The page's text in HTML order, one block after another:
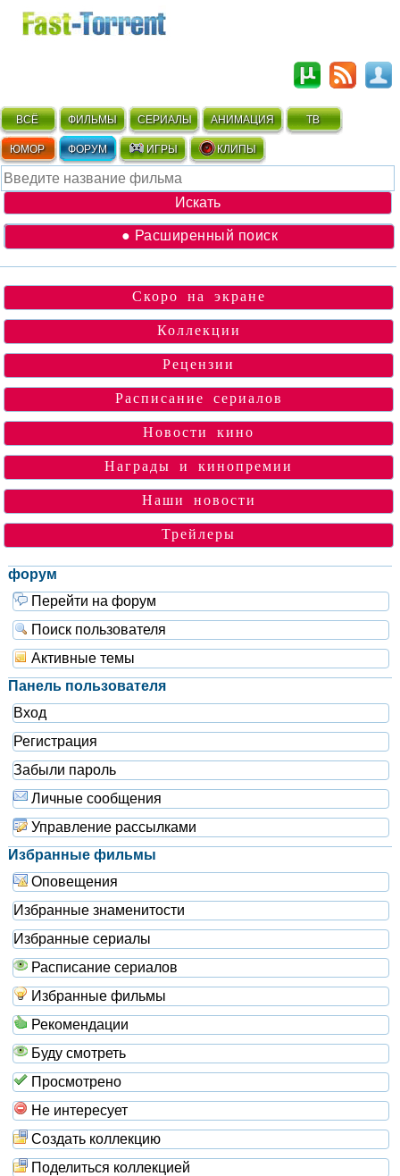
ВСЁ ФИЛЬМЫ СЕРИАЛЫ АНИМАЦИЯ ТВ
ЮМОР ФОРУМ ИГРЫ КЛИПЫ
● Расширенный поиск
Скоро на экране
Коллекции
Рецензии
Расписание сериалов
Новости кино
Награды и кинопремии
Наши новости
Трейлеры
форум
Перейти на форум
Поиск пользователя
Активные темы
Панель пользователя
Вход
Регистрация
Забыли пароль
Личные сообщения
Управление рассылками
Избранные фильмы
Оповещения
Избранные знаменитости
Избранные сериалы
Расписание сериалов
Избранные фильмы
Рекомендации
Буду смотреть
Просмотрено
Не интересует
Создать коллекцию
Поделиться коллекцией